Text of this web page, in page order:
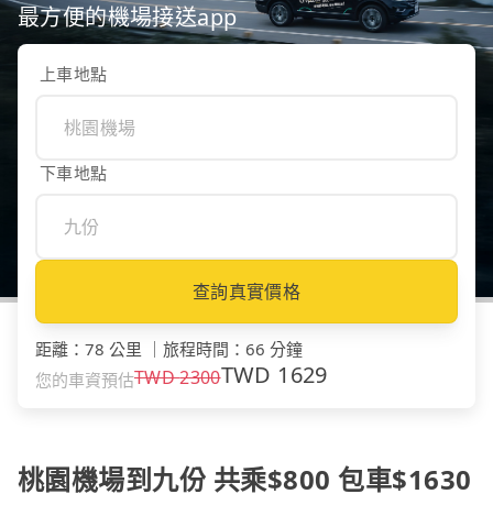
最方便的機場接送app
上車地點
下車地點
查詢真實價格
距離 ： 78 公里 旅程時間 ： 66 分鐘
您的車資預估TWD2300TWD 1629
桃園機場到九份 共乘$800 包車$1630